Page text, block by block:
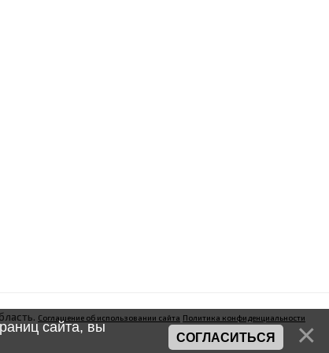
Соглашение об использовании сайта Политика конфиденциальности
сайта, вы
СОГЛАСИТЬСЯ